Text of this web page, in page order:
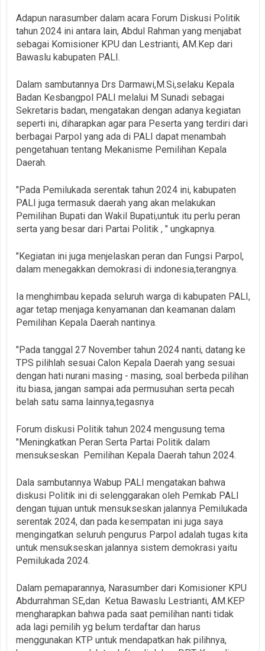
Adapun narasumber dalam acara Forum Diskusi Politik
tahun 2024 ini antara lain, Abdul Rahman yang menjabat
sebagai Komisioner KPU dan Lestrianti, AM.Kep dari
Bawaslu kabupaten PALI.
Dalam sambutannya Drs Darmawi,M.Si,selaku Kepala
Badan Kesbangpol PALI melalui M Sunadi sebagai
Sekretaris badan, mengatakan dengan adanya kegiatan
seperti ini, diharapkan agar para Peserta yang terdiri dari
berbagai Parpol yang ada di PALI dapat menambah
pengetahuan tentang Mekanisme Pemilihan Kepala
Daerah.
"Pada Pemilukada serentak tahun 2024 ini, kabupaten
PALI juga termasuk daerah yang akan melakukan
Pemilihan Bupati dan Wakil Bupati,untuk itu perlu peran
serta yang besar dari Partai Politik , " ungkapnya.
"Kegiatan ini juga menjelaskan peran dan Fungsi Parpol,
dalam menegakkan demokrasi di indonesia,terangnya.
Ia menghimbau kepada seluruh warga di kabupaten PALI,
agar tetap menjaga kenyamanan dan keamanan dalam
Pemilihan Kepala Daerah nantinya.
"Pada tanggal 27 November tahun 2024 nanti, datang ke
TPS pilihlah sesuai Calon Kepala Daerah yang sesuai
dengan hati nurani masing - masing, soal berbeda pilihan
itu biasa, jangan sampai ada permusuhan serta pecah
belah satu sama lainnya,tegasnya
Forum diskusi Politik tahun 2024 mengusung tema
"Meningkatkan Peran Serta Partai Politik dalam
mensukseskan Pemilihan Kepala Daerah tahun 2024.
Dala sambutannya Wabup PALI mengatakan bahwa
diskusi Politik ini di selenggarakan oleh Pemkab PALI
dengan tujuan untuk mensukseskan jalannya Pemilukada
serentak 2024, dan pada kesempatan ini juga saya
mengingatkan seluruh pengurus Parpol adalah tugas kita
untuk mensukseskan jalannya sistem demokrasi yaitu
Pemilukada 2024.
Dalam pemaparannya, Narasumber dari Komisioner KPU
Abdurrahman SE,dan Ketua Bawaslu Lestrianti, AM.KEP
mengharapkan bahwa pada saat pemilihan nanti tidak
ada lagi pemilih yg belum terdaftar dan harus
menggunakan KTP untuk mendapatkan hak pilihnya,